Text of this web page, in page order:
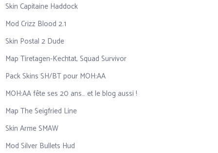
Skin Capitaine Haddock
Mod Crizz Blood 2.1
Skin Postal 2 Dude
Map Tiretagen-Kechtat, Squad Survivor
Pack Skins SH/BT pour MOH:AA
MOH:AA fête ses 20 ans… et le blog aussi !
Map The Seigfried Line
Skin Arme SMAW
Mod Silver Bullets Hud